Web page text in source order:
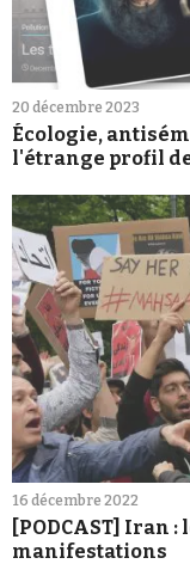
20 décembre 2023
Écologie,
l'étrange profil
16 décembre 2022
[PODCAST] Iran
manifestations